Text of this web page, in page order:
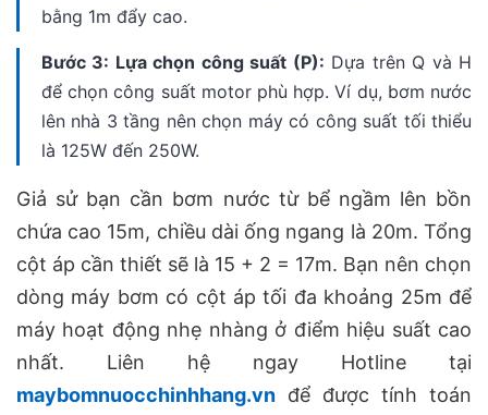
bằng 1m đẩy cao.
Bước 3: Lựa chọn công suất (P): Dựa trên Q và H
để chọn công suất motor phù hợp. Ví dụ, bơm nước
lên nhà 3 tầng nên chọn máy có công suất tối thiểu
là 125W đến 250W.
Giả sử bạn cần bơm nước từ bể ngầm lên bồn
chứa cao 15m, chiều dài ống ngang là 20m. Tổng
cột áp cần thiết sẽ là 15 + 2 = 17m. Bạn nên chọn
dòng máy bơm có cột áp tối đa khoảng 25m để
máy hoạt động nhẹ nhàng ở điểm hiệu suất cao
nhất. Liên hệ ngay Hotline tại
maybomnuocchinhhang.vn để được tính toán